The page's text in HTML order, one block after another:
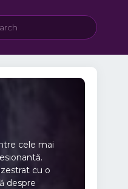
cele mai
cu o
despre